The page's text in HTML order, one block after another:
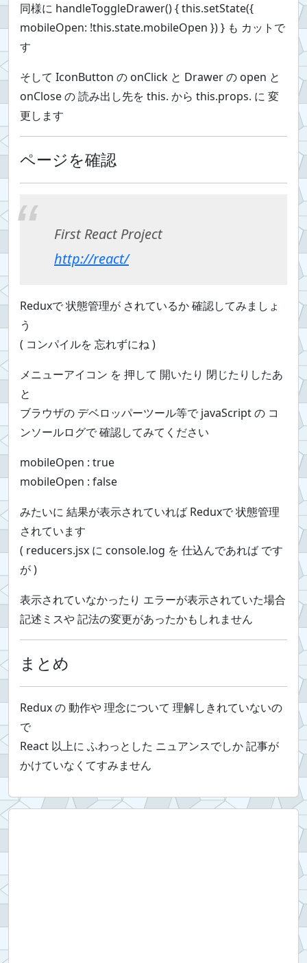
同様に handleToggleDrawer() { this.setState({
mobileOpen: !this.state.mobileOpen }) } も カットで
す
そして IconButton の onClick と Drawer の open と
onClose の 読み出し先を this. から this.props. に 変
更します
ページを確認
First React Project
http://react/
Reduxで 状態管理が されているか 確認してみましょ
う
( コンパイルを 忘れずにね )
メニューアイコン を 押して 開いたり 閉じたりしたあ
と
ブラウザの デベロッパーツール等で javaScript の コ
ンソールログで 確認してみてください
mobileOpen : true
mobileOpen : false
みたいに 結果が表示されていれば Reduxで 状態管理
されています
( reducers.jsx に console.log を 仕込んであれば です
が )
表示されていなかったり エラーが表示されていた場合
記述ミスや 記法の変更があったかもしれません
まとめ
Redux の 動作や 理念について 理解しきれていないの
で
React 以上に ふわっとした ニュアンスでしか 記事が
かけていなくてすみません